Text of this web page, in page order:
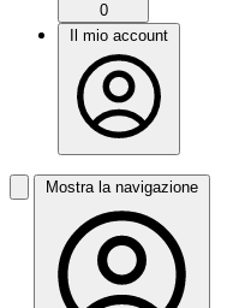
0
Il mio account
Mostra la navigazione